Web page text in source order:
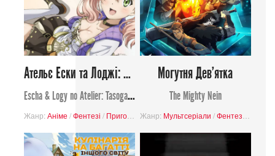
Ательє Ески та Лоджі: алхіміки сутінкового неба
Escha & Logy no Atelier: Tasogare no Sora no Renkinjutsushi
Жанр: Аніме /Фентезі / Пригоди
Могутня Дев'ятка
The Mighty Nein
Жанр: Мультсеріали /Фентезі